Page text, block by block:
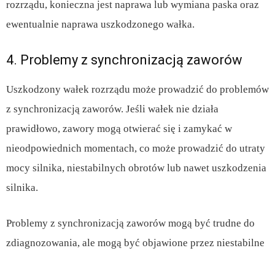
rozrządu, konieczna jest naprawa lub wymiana paska oraz
ewentualnie naprawa uszkodzonego wałka.
4. Problemy z synchronizacją zaworów
Uszkodzony wałek rozrządu może prowadzić do problemów
z synchronizacją zaworów. Jeśli wałek nie działa
prawidłowo, zawory mogą otwierać się i zamykać w
nieodpowiednich momentach, co może prowadzić do utraty
mocy silnika, niestabilnych obrotów lub nawet uszkodzenia
silnika.
Problemy z synchronizacją zaworów mogą być trudne do
zdiagnozowania, ale mogą być objawione przez niestabilne